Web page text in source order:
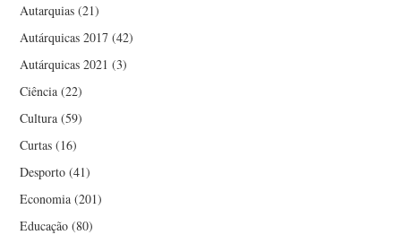
Autarquias (21)
Autárquicas 2017 (42)
Autárquicas 2021 (3)
Ciência (22)
Cultura (59)
Curtas (16)
Desporto (41)
Economia (201)
Educação (80)